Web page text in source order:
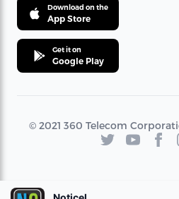
Download on the
App Store
Get it on
Google Play
© 2021 360 Telecom